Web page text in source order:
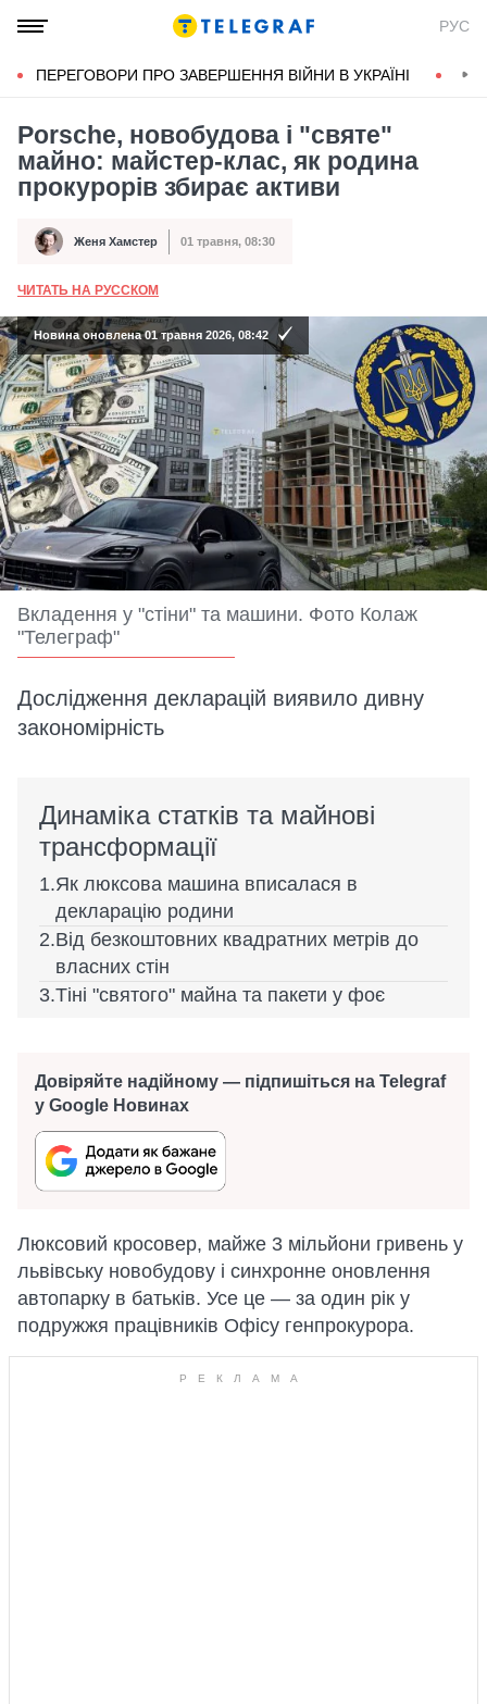
РУС
ПЕРЕГОВОРИ ПРО ЗАВЕРШЕННЯ ВІЙНИ В УКРАЇНІ
Porsche, новобудова і "святе"
майно: майстер-клас, як родина
прокурорів збирає активи
Автор Женя Хамстер
Дата публікації 01 травня, 08:30
ЧИТАТЬ НА РУССКОМ
Новина оновлена 01 травня 2026, 08:42
Вкладення у "стіни" та машини. Фото Колаж
"Телеграф"
Дослідження декларацій виявило дивну
закономірність
Динаміка статків та майнові
трансформації
Як люксова машина вписалася в
декларацію родини
Від безкоштовних квадратних метрів до
власних стін
Тіні "святого" майна та пакети у фоє
Довіряйте надійному — підпишіться на Telegraf
у Google Новинах
Люксовий кросовер, майже 3 мільйони гривень у
львівську новобудову і синхронне оновлення
автопарку в батьків. Усе це — за один рік у
подружжя працівників Офісу генпрокурора.